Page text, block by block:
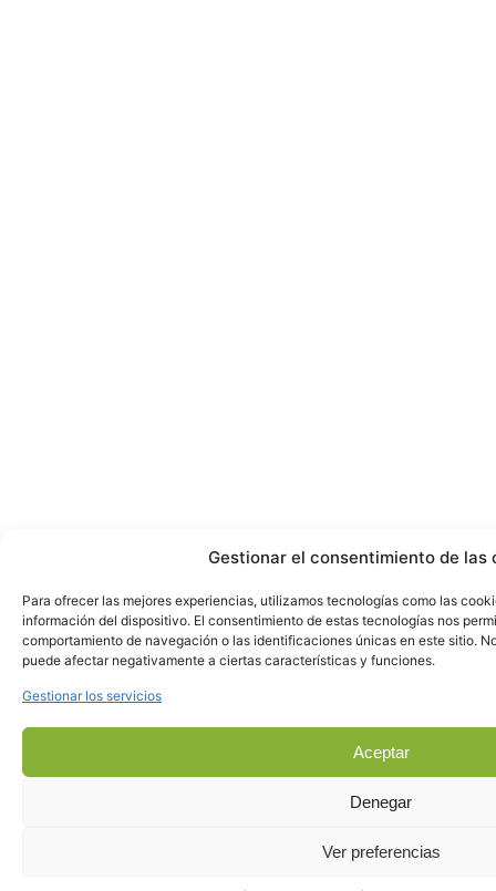
Gestionar el consentimiento de las
Para ofrecer las mejores experiencias, utilizamos tecnologías como las
información del dispositivo. El consentimiento de estas tecnologías nos
comportamiento de navegación o las identificaciones únicas en este sitio.
puede afectar negativamente a ciertas características y funciones.
Gestionar los servicios
Aceptar
Denegar
Ver preferencias